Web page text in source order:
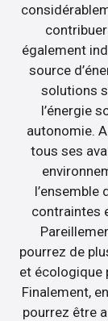
également
source
solutions
l’énergie
autonomie.
tous ses
l’ensemble
contraintes
pourrez de
et écologique
Finalement,
pourrez être